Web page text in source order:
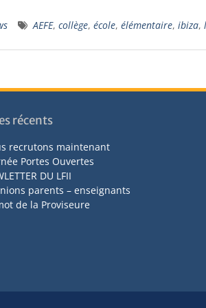
AEFE, collège, école, élémentaire, ibiza,
récents
recrutons maintenant
Portes Ouvertes
DU LFII
parents – enseignants
de la Proviseure